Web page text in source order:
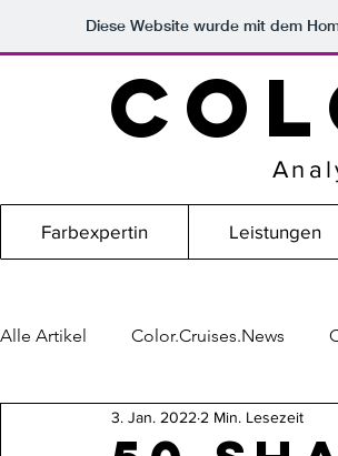
Diese Website wurde mit dem
Farbexpertin Leistungen
Alle Artikel Color.Cruises.News
3. Jan. 2022 2 Min. Lesezeit